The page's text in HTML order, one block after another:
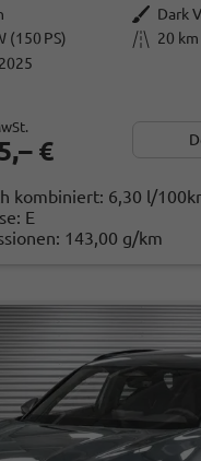
Dark
(150 PS)
20 km
€
kombiniert: 6,30 l/
E
143,00 g/km